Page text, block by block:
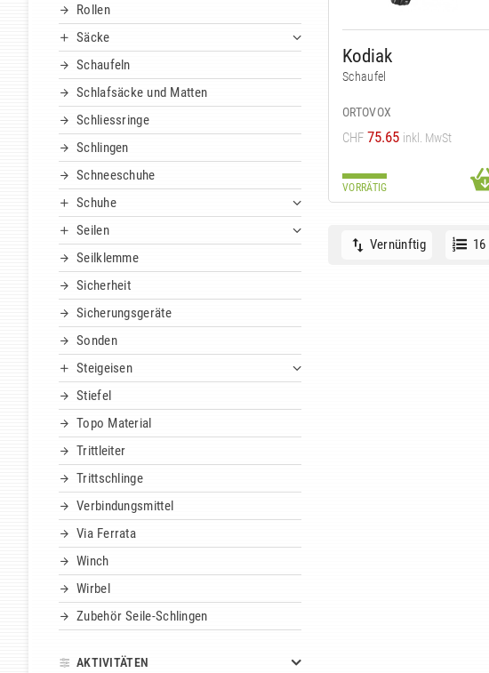
Rollen
Säcke
Schaufeln
Schlafsäcke und Matten
Schliessringe
Schlingen
Schneeschuhe
Schuhe
Seilen
Seilklemme
Sicherheit
Sicherungsgeräte
Sonden
Steigeisen
Stiefel
Topo Material
Trittleiter
Trittschlinge
Verbindungsmittel
Via Ferrata
Winch
Wirbel
Zubehör Seile-Schlingen
AKTIVITÄTEN
Kodiak
Schaufel
ORTOVOX
CHF 75.65 inkl. MwSt
VORRÄTIG
Vernünftig 16